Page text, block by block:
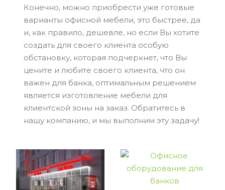
Конечно, можно приобрести уже готовые
варианты офисной мебели, это быстрее, да
и, как правило, дешевле, но если Вы хотите
создать для своего клиента особую
обстановку, которая подчеркнет, что Вы
цените и любите своего клиента, что он
важен для банка, оптимальным решением
является изготовление мебели для
клиентской зоны на заказ. Обратитесь в
нашу компанию, и мы выполним эту задачу!